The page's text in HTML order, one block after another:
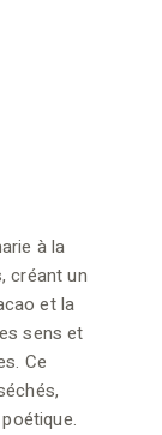
à la
créant un
et la
sens et
Ce